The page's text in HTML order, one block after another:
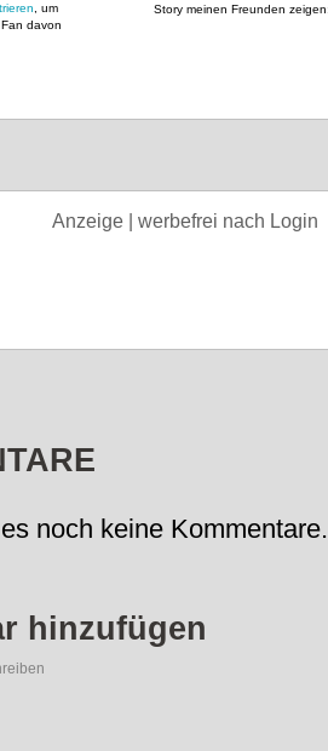
Story meinen Freunden
, um
davon
Anzeige | werbefrei nach Login
noch keine
hinzufügen